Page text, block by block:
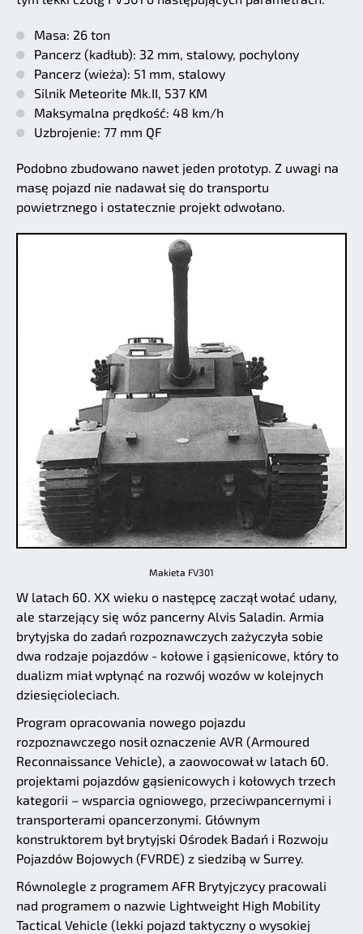
Masa: 26 ton
Pancerz (kadłub): 32 mm, stalowy, pochylony
Pancerz (wieża): 51 mm, stalowy
Silnik Meteorite Mk.II, 537 KM
Maksymalna prędkość: 48 km/h
Uzbrojenie: 77 mm QF
Podobno zbudowano nawet jeden prototyp. Z uwagi na
masę pojazd nie nadawał się do transportu
powietrznego i ostatecznie projekt odwołano.
Makieta FV301
W latach 60. XX wieku o następcę zaczął wołać udany,
ale starzejący się wóz pancerny Alvis Saladin. Armia
brytyjska do zadań rozpoznawczych zażyczyła sobie
dwa rodzaje pojazdów - kołowe i gąsienicowe, który to
dualizm miał wpłynąć na rozwój wozów w kolejnych
dziesięcioleciach.
Program opracowania nowego pojazdu
rozpoznawczego nosił oznaczenie AVR (Armoured
Reconnaissance Vehicle), a zaowocował w latach 60.
projektami pojazdów gąsienicowych i kołowych trzech
kategorii – wsparcia ogniowego, przeciwpancernymi i
transporterami opancerzonymi. Głównym
konstruktorem był brytyjski Ośrodek Badań i Rozwoju
Pojazdów Bojowych (FVRDE) z siedzibą w Surrey.
Równolegle z programem AFR Brytyjczycy pracowali
nad programem o nazwie Lightweight High Mobility
Tactical Vehicle (lekki pojazd taktyczny o wysokiej